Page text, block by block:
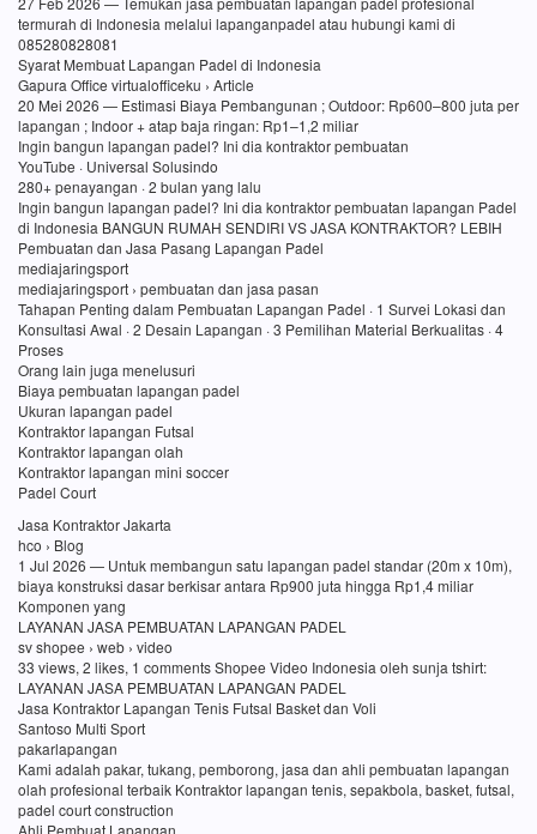
termurah di Indonesia melalui lapanganpadel atau hubungi kami di
085280828081
Syarat Membuat Lapangan Padel di Indonesia
Gapura Office virtualofficeku › Article
20 Mei 2026 — Estimasi Biaya Pembangunan ; Outdoor: Rp600–800 juta per
lapangan ; Indoor + atap baja ringan: Rp1–1,2 miliar
Ingin bangun lapangan padel? Ini dia kontraktor pembuatan
YouTube · Universal Solusindo
280+ penayangan · 2 bulan yang lalu
Ingin bangun lapangan padel? Ini dia kontraktor pembuatan lapangan Padel
di Indonesia BANGUN RUMAH SENDIRI VS JASA KONTRAKTOR? LEBIH
Pembuatan dan Jasa Pasang Lapangan Padel
mediajaringsport
mediajaringsport › pembuatan dan jasa pasan
Tahapan Penting dalam Pembuatan Lapangan Padel · 1 Survei Lokasi dan
Konsultasi Awal · 2 Desain Lapangan · 3 Pemilihan Material Berkualitas · 4
Proses
Orang lain juga menelusuri
Biaya pembuatan lapangan padel
Ukuran lapangan padel
Kontraktor lapangan Futsal
Kontraktor lapangan olah
Kontraktor lapangan mini soccer
Padel Court
Jasa Kontraktor Jakarta
hco › Blog
1 Jul 2026 — Untuk membangun satu lapangan padel standar (20m x 10m),
biaya konstruksi dasar berkisar antara Rp900 juta hingga Rp1,4 miliar
Komponen yang
LAYANAN JASA PEMBUATAN LAPANGAN PADEL
sv shopee › web › video
33 views, 2 likes, 1 comments Shopee Video Indonesia oleh sunja tshirt:
LAYANAN JASA PEMBUATAN LAPANGAN PADEL
Jasa Kontraktor Lapangan Tenis Futsal Basket dan Voli
Santoso Multi Sport
pakarlapangan
Kami adalah pakar, tukang, pemborong, jasa dan ahli pembuatan lapangan
olah profesional terbaik Kontraktor lapangan tenis, sepakbola, basket, futsal,
padel court construction
Ahli Pembuat Lapangan